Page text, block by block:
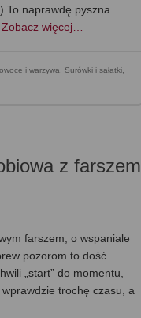
To naprawdę pyszna
Zobacz więcej…
i warzywa, Surówki i sałatki,
z farszem
farszem, o wspaniale
pozorom to dość
„start” do momentu,
trochę czasu, a